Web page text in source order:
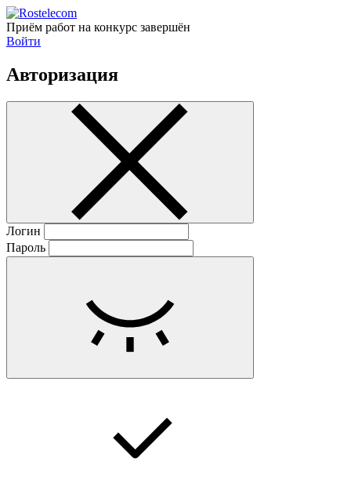
Приём работ на конкурс завершён
Войти
Авторизация
Логин
Пароль